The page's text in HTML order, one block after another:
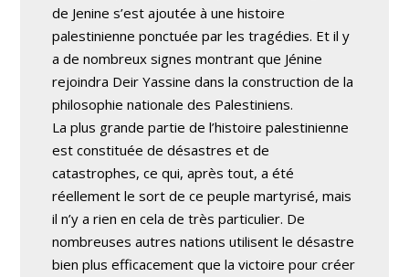
de Jenine s’est ajoutée à une histoire
palestinienne ponctuée par les tragédies. Et il y
a de nombreux signes montrant que Jénine
rejoindra Deir Yassine dans la construction de la
philosophie nationale des Palestiniens.
La plus grande partie de l’histoire palestinienne
est constituée de désastres et de
catastrophes, ce qui, après tout, a été
réellement le sort de ce peuple martyrisé, mais
il n’y a rien en cela de très particulier. De
nombreuses autres nations utilisent le désastre
bien plus efficacement que la victoire pour créer